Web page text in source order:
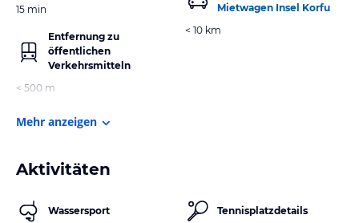
15 min
Entfernung zu
öffentlichen
Verkehrsmitteln
< 500 m
Mietwagen Insel Korfu
< 10 km
Mehr anzeigen
Aktivitäten
Wassersport Tennisplatzdetails